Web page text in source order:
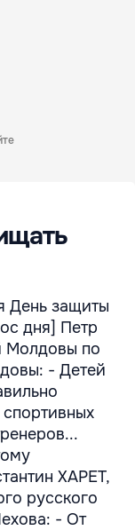
День защиты
дня] Петр
Молдовы по
- Детей
ХАРЕТ,
русского
- От